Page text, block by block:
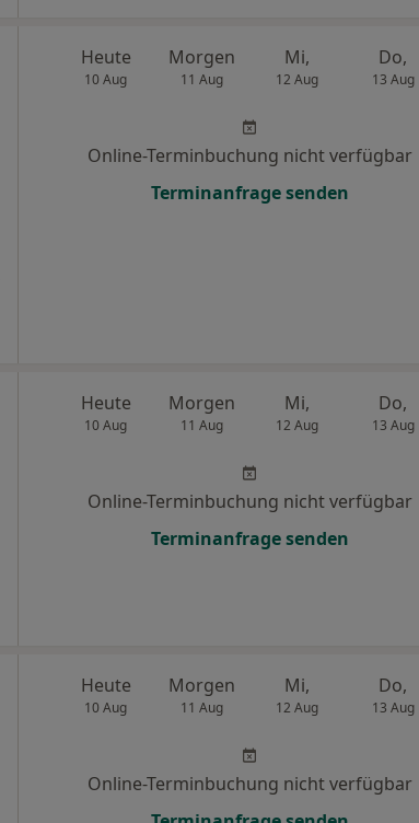
Heute
10 Aug
Morgen
11 Aug
Mi,
12 Aug
Do,
13 Aug
Online-Terminbuchung nicht verfügbar
Terminanfrage senden
Heute
10 Aug
Morgen
11 Aug
Mi,
12 Aug
Do,
13 Aug
Online-Terminbuchung nicht verfügbar
Terminanfrage senden
Heute
10 Aug
Morgen
11 Aug
Mi,
12 Aug
Do,
13 Aug
Online-Terminbuchung nicht verfügbar